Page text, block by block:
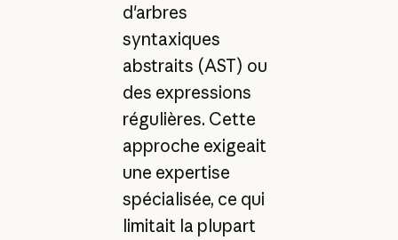
d'arbres
syntaxiques
abstraits (AST) ou
des expressions
régulières. Cette
approche exigeait
une expertise
spécialisée, ce qui
limitait la plupart